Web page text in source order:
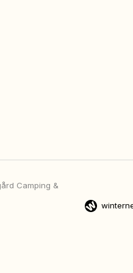
Camping &